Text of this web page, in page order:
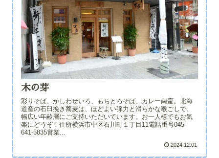
木の芽
彩りそば、かしわせいろ、もちとろそば、カレー南蛮。北海
道産の石臼挽き蕎麦は、ほどよい弾力と滑らかな喉ごしで、
幅広い年齢層にご支持いただいています。お一人様でもお気
楽にどうぞ！住所横浜市中区石川町１丁目11電話番号045-
641-5835営業...
2024.12.01